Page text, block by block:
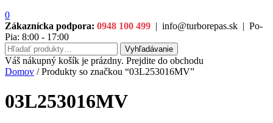
0
Zákaznícka podpora: 0948 100 499 | info@turborepas.sk | Po-
Pia: 8:00 - 17:00
Hľadať:
Vyhľadávanie
Váš nákupný košík je prázdny. Prejdite do obchodu
Domov / Produkty so značkou “03L253016MV”
03L253016MV